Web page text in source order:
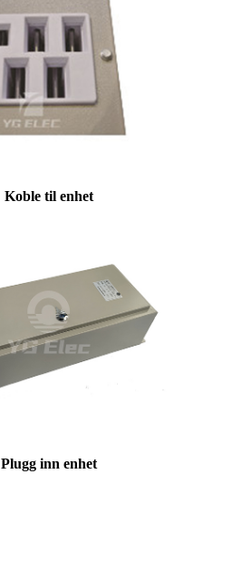
Koble til enhet
Plugg inn enhet